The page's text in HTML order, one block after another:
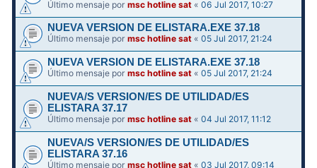
Último mensaje pormsc hotline sat «06 Jul 2017, 10:27
NUEVA VERSION DE ELISTARA.EXE 37.18
Último mensaje pormsc hotline sat «05 Jul 2017, 21:24
NUEVA VERSION DE ELISTARA.EXE 37.18
Último mensaje pormsc hotline sat «05 Jul 2017, 21:24
NUEVA/S VERSION/ES DE UTILIDAD/ES
ELISTARA 37.17
Último mensaje pormsc hotline sat «04 Jul 2017, 11:12
NUEVA/S VERSION/ES DE UTILIDAD/ES
ELISTARA 37.16
Último mensaje pormsc hotline sat «03 Jul 2017, 09:14